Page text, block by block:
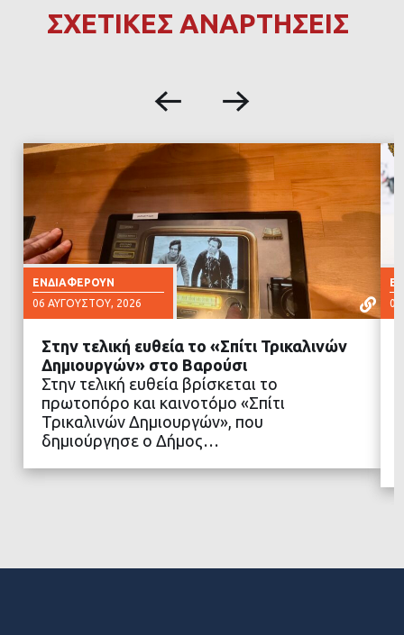
ΣΧΕΤΙΚΕΣ ΑΝΑΡΤΗΣΕΙΣ
ΕΝΔΙΑΦΈΡΟΥΝ
06 ΑΥΓΟΎΣΤΟΥ, 2026
ΔΙΑΒΑΣΤΕ ΠΕΡΙΣΣΟΤΕΡΑ
Στην τελική ευθεία το «Σπίτι Τρικαλινών
Δημιουργών» στο Βαρούσι
Στην τελική ευθεία βρίσκεται το
πρωτοπόρο και καινοτόμο «Σπίτι
Τρικαλινών Δημιουργών», που
δημιούργησε ο Δήμος…